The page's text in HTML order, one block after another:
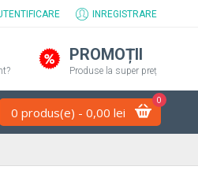
INREGISTRARE
PROMOȚII
Produse la super preț
0 produs(e) - 0,00 lei
0